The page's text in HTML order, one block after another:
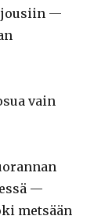
jousiin —
vain
—
metsään